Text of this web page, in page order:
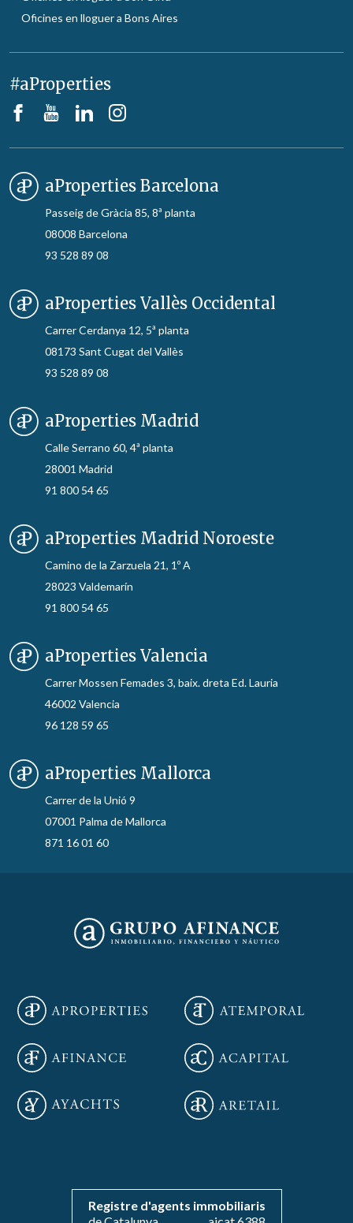
Oficines en lloguer a Bons Aires
#aProperties
aProperties Barcelona
Passeig de Gràcia 85, 8ª planta
08008 Barcelona
93 528 89 08
aProperties Vallès Occidental
Carrer Cerdanya 12, 5ª planta
08173 Sant Cugat del Vallès
93 528 89 08
aProperties Madrid
Calle Serrano 60, 4ª planta
28001 Madrid
91 800 54 65
aProperties Madrid Noroeste
Camino de la Zarzuela 21, 1º A
28023 Valdemarín
91 800 54 65
aProperties Valencia
Carrer Mossen Femades 3, baix. dreta Ed. Lauria
46002 Valencia
96 128 59 65
aProperties Mallorca
Carrer de la Unió 9
07001 Palma de Mallorca
871 16 01 60
Registre d'agents immobiliaris